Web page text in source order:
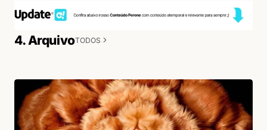
4. ArquivoTODOS